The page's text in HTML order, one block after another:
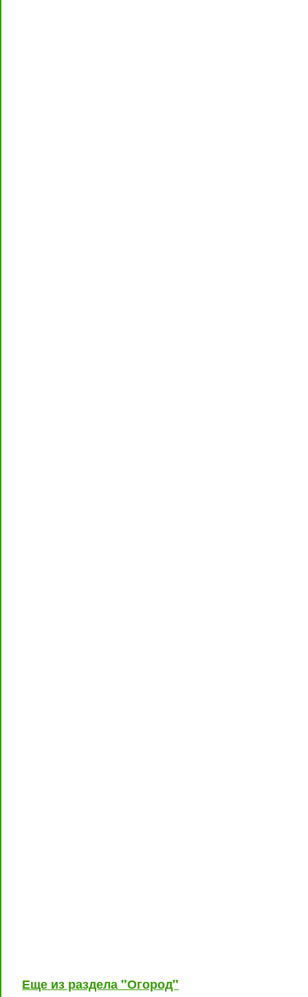
Еще из раздела "Огород"